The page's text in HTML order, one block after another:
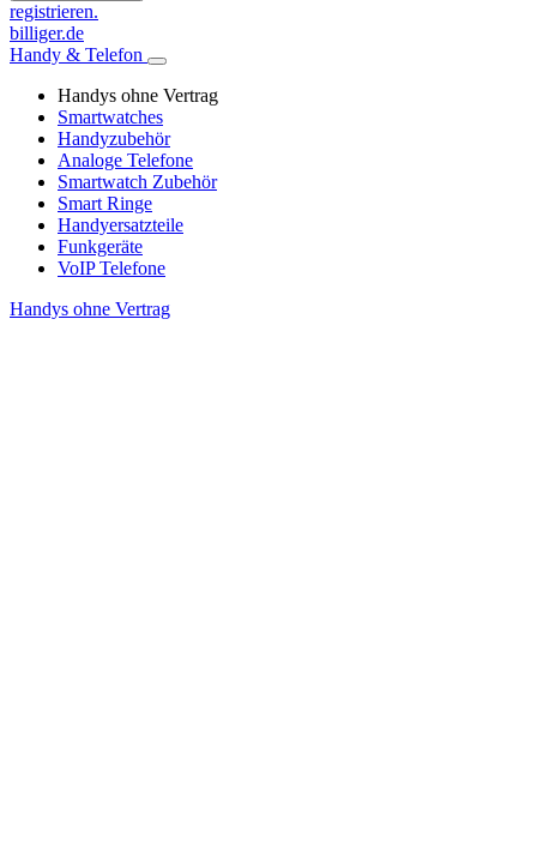
registrieren.
billiger.de
Handy & Telefon
Handys ohne Vertrag
Smartwatches
Handyzubehör
Analoge Telefone
Smartwatch Zubehör
Smart Ringe
Handyersatzteile
Funkgeräte
VoIP Telefone
Handys ohne Vertrag